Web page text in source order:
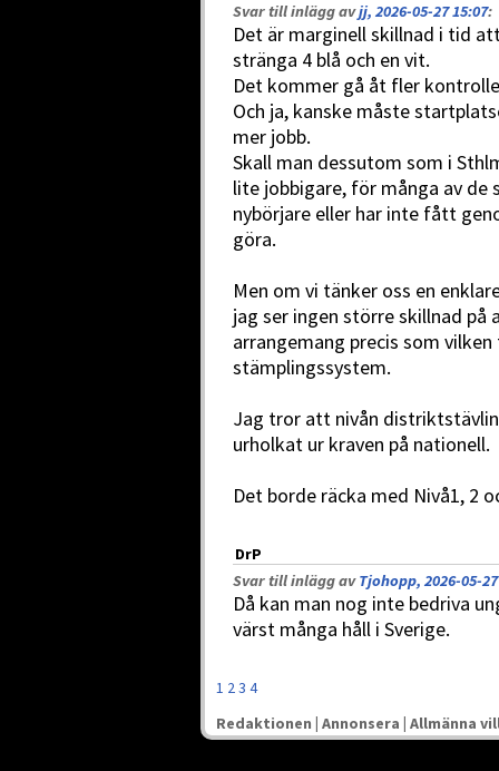
Svar till inlägg avjj, 2026-05-27 15:07:
Det är marginell skillnad i tid
stränga 4 blå och en vit.
Det kommer gå åt fler
Och ja, kanske måste
mer jobb.
Skall man dessutom som i
lite jobbigare, för många av
nybörjare eller har inte fått
göra.
Men om vi tänker oss en
jag ser ingen större skillnad på
arrangemang precis som
stämplingssystem.
Jag tror att nivån
urholkat ur kraven på nationell.
Det borde räcka med Nivå1, 2
DrP
Svar till inlägg avTjohopp, 2026-05-
Då kan man nog inte bedriva
värst många håll i Sverige.
1 23 4
Redaktionen | Annonsera | Allmänna